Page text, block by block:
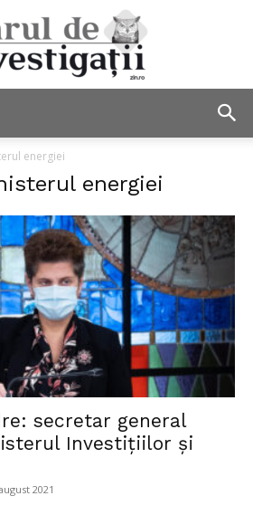
Investigații
energiei
energiei
secretar general
Investițiilor și
2021